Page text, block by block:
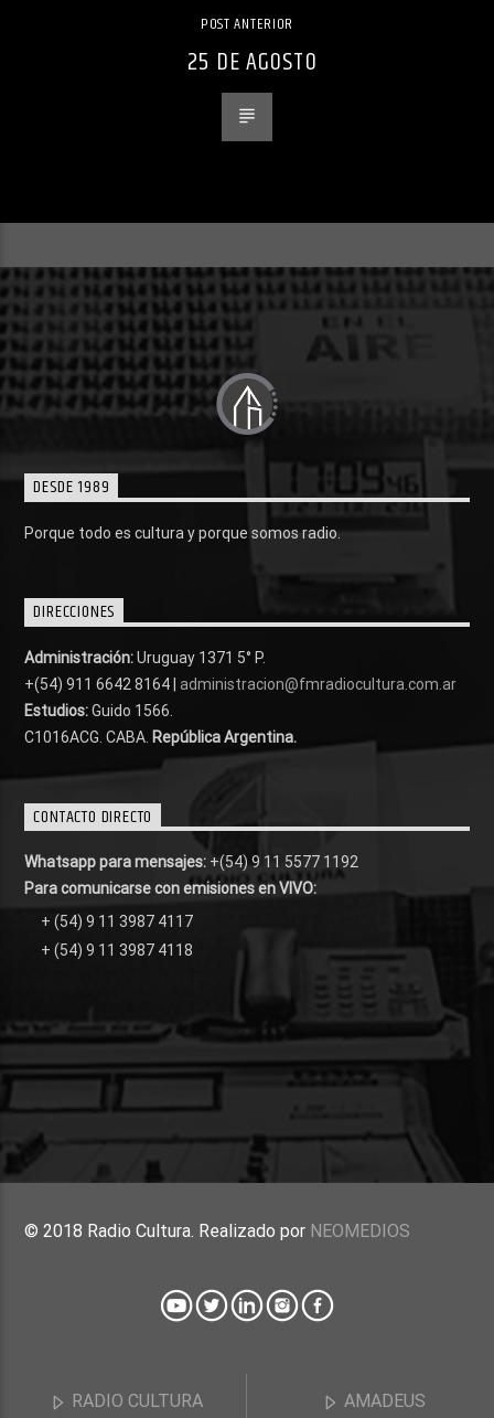
RADIO CULTURA AMADEUS
POST ANTERIOR
25 DE AGOSTO
DESDE 1989
Porque todo es cultura y porque somos radio.
DIRECCIONES
Administración:Uruguay 1371 5° P.
+(54) 911 6642 8164 | administracion@fmradiocultura.com.ar
Estudios:Guido 1566.
C1016ACG . CABA. República Argentina.
CONTACTO DIRECTO
Whatsapp para mensajes: +(54) 9 11 5577 1192
Para comunicarse con emisiones en VIVO:
+ (54) 9 11 3987 4117
+ (54) 9 11 3987 4118
© 2018 Radio Cultura. Realizado por NEOMEDIOS